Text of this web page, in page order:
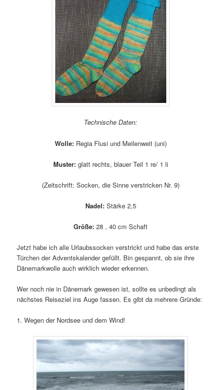
Technische Daten:
Wolle:Regia Flusi und Meilenweit (uni)
Muster:glatt rechts, blauer Teil 1 re/ 1 li
(Zeitschrift: Socken, die Sinne verstricken Nr. 9)
Nadel:Stärke 2,5
Größe: 28 , 40 cm Schaft
Jetzt habe ich alle Urlaubssocken verstrickt und habe das erste
Türchen der Adventskalender gefüllt. Bin gespannt, ob sie ihre
Dänemarkwolle auch wirklich wieder erkennen.
Wer noch nie in Dänemark gewesen ist, sollte es unbedingt als
nächstes Reiseziel ins Auge fassen. Es gibt da mehrere Gründe:
1. Wegen der Nordsee und dem Wind!